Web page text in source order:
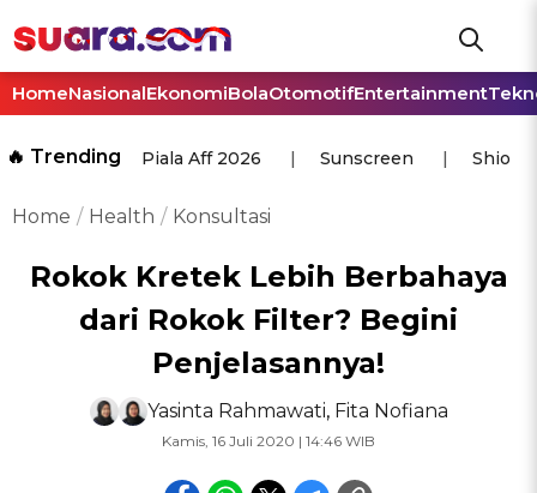
HomeNasionalEkonomiBolaOtomotifEntertainment
🔥 Trending Piala Aff 2026 Sunscreen Shio
Home Health Konsultasi
Rokok Kretek Lebih Berbahaya
dari Rokok Filter? Begini
Penjelasannya!
Yasinta Rahmawati, Fita Nofiana
Kamis, 16 Juli 2020 | 14:46 WIB